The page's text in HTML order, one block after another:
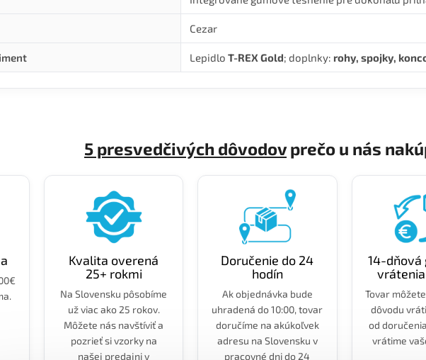
Cezar
Lepidlo T-REX Gold; doplnky: rohy, spojky,
5 presvedčivých dôvodovprečo u nás
Kvalita overená
25+ rokmi
Na Slovensku pôsobíme
už viac ako 25 rokov.
Môžete nás navštíviť a
pozrieť si vzorky na
našej predajni v
Doručenie do 24
hodín
Ak objednávka bude
uhradená do 10:00, tovar
doručíme na akúkoľvek
adresu na Slovensku v
pracovné dni do 24
14-dňová
Tovar
dôvodu
od
vrátime